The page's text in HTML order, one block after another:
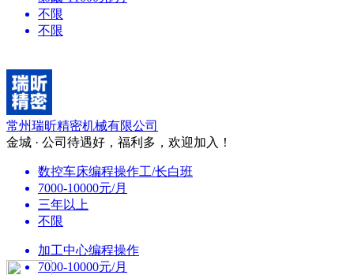
不限
不限
常州瑞昕精密机械有限公司
金城 · 公司待遇好，福利多，欢迎加入！
数控车床编程操作工/长白班
7000-10000元/月
三年以上
不限
加工中心编程操作
7000-10000元/月